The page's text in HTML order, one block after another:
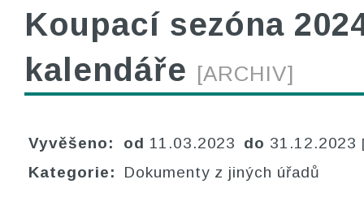
Koupací sezóna
kalendáře [ARCHIV]
Vyvěšeno: od 11.03.2023 do 31.12.2023
Kategorie: Dokumenty z jiných úřadů